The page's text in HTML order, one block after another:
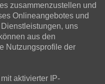
zusammenzustellen und
Onlineangebotes und
uns
aus den
Nutzungsprofile der
aktivierter IP-